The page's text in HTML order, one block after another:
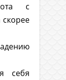
с
себя